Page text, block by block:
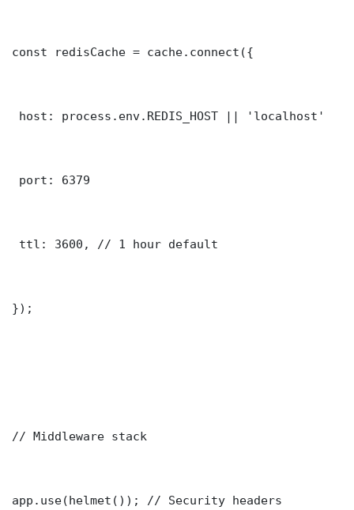
const redisCache = cache.connect({
host: process.env.REDIS_HOST || 'localhost'
port: 6379
ttl: 3600, // 1 hour default
});
// Middleware stack
app.use(helmet()); // Security headers